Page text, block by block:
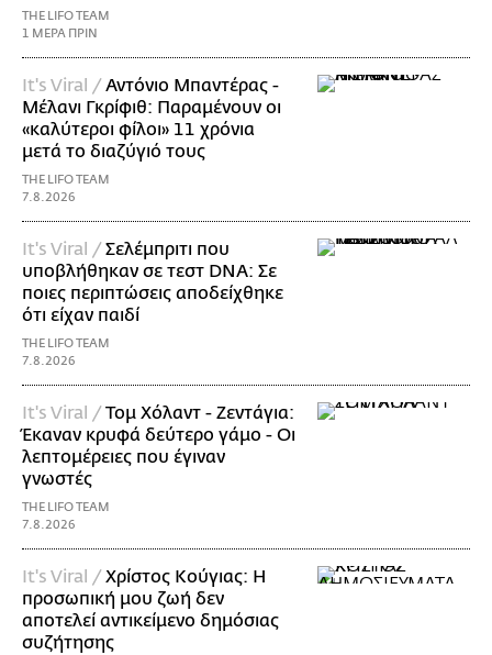
THE LIFO TEAM
1 ΜΕΡΑ ΠΡΙΝ
It's Viral / Αντόνιο Μπαντέρας -
Μέλανι Γκρίφιθ: Παραμένουν οι
«καλύτεροι φίλοι» 11 χρόνια
μετά το διαζύγιό τους
THE LIFO TEAM
7.8.2026
It's Viral / Σελέμπριτι που
υποβλήθηκαν σε τεστ DNA: Σε
ποιες περιπτώσεις αποδείχθηκε
ότι είχαν παιδί
THE LIFO TEAM
7.8.2026
It's Viral / Τομ Χόλαντ - Ζεντάγια:
Έκαναν κρυφά δεύτερο γάμο - Οι
λεπτομέρειες που έγιναν
γνωστές
THE LIFO TEAM
7.8.2026
It's Viral / Χρίστος Κούγιας: Η
προσωπική μου ζωή δεν
αποτελεί αντικείμενο δημόσιας
συζήτησης